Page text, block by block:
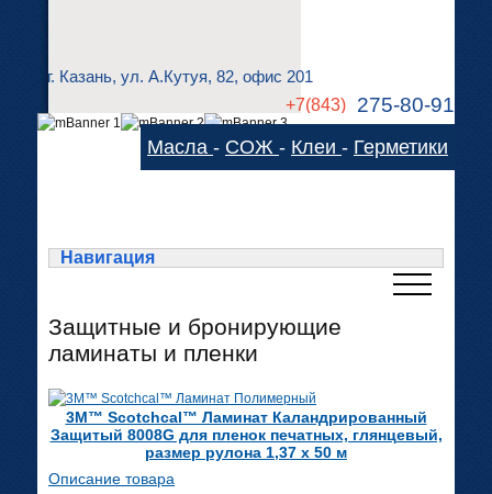
г. Казань, ул. А.Кутуя, 82, офис 201
+7(843)
275-80-91
275-83-78
technom-kazan@mail.ru
Масла - СОЖ - Клеи - Герметики
Навигация
Защитные и бронирующие
ламинаты и пленки
3M™ Scotchcal™ Ламинат Каландрированный
Защитый 8008G для пленок печатных, глянцевый,
размер рулона 1,37 х 50 м
Описание товара